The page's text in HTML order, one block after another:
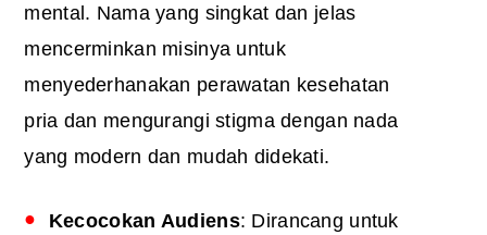
mental. Nama yang singkat dan jelas
mencerminkan misinya untuk
menyederhanakan perawatan kesehatan
pria dan mengurangi stigma dengan nada
yang modern dan mudah didekati.
Kecocokan Audiens: Dirancang untuk